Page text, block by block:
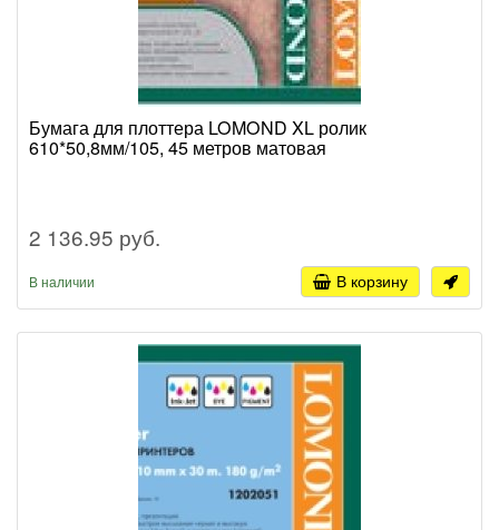
Бумага для плоттера LOMOND XL ролик
610*50,8мм/105, 45 метров матовая
2 136.95 руб.
В наличии В корзину